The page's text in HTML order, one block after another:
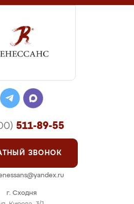
г. Сходня
511-89-55
ЗВОНОК